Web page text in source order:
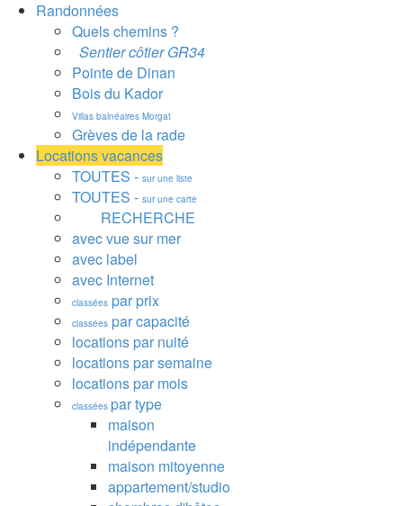
Randonnées
Quels chemins ?
Sentier côtier GR34
Pointe de Dinan
Bois du Kador
Villas balnéaires Morgat
Grèves de la rade
Locations vacances
TOUTES - sur une liste
TOUTES - sur une carte
RECHERCHE
avec vue sur mer
avec label
avec Internet
classées par prix
classées par capacité
locations par nuité
locations par semaine
locations par mois
classées par type
maison
indépendante
maison mitoyenne
appartement/studio